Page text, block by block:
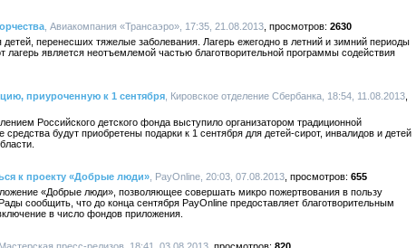
, Авиакомпания «Трансаэро», 17:35, 21.08.2013
2630
перенесших тяжелые заболевания. Лагерь ежегодно в летний и зимний периоды
является неотъемлемой частью благотворительной программы содействия
приуроченную к 1 сентября , Кировское отделение Сбербанка, 18:54, 11.08.2013
Российского детского фонда выступило организатором традиционной
будут приобретены подарки к 1 сентября для детей-сирот, инвалидов и детей
к проекту «Добрые люди» , PayOnline, 20:03, 07.08.2013
655
«Добрые люди», позволяющее совершать микро пожертвования в пользу
сообщить, что до конца сентября PayOnline предоставляет благотворительным
в число фондов приложения.